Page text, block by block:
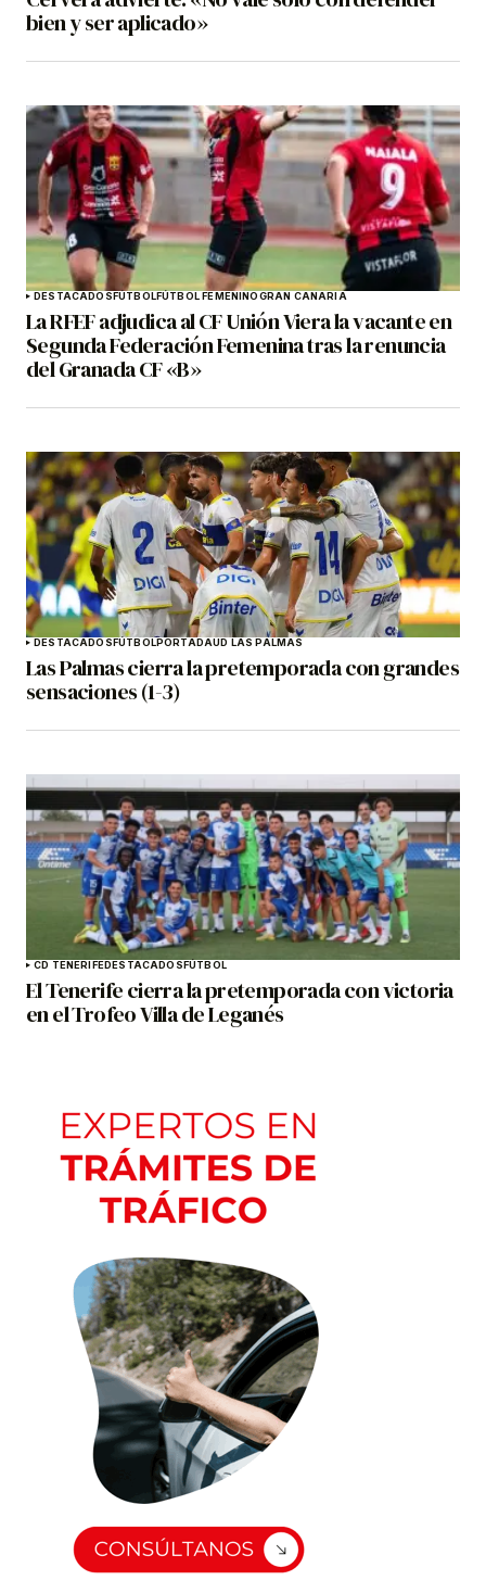
bien y ser aplicado»
DESTACADOSFÚTBOLFÚTBOL FEMENINOGRAN CANARIA
La RFEF adjudica al CF Unión Viera la vacante en
Segunda Federación Femenina tras la renuncia
del Granada CF «B»
DESTACADOSFÚTBOLPORTADAUD LAS PALMAS
Las Palmas cierra la pretemporada con grandes
sensaciones (1-3)
CD TENERIFEDESTACADOSFÚTBOL
El Tenerife cierra la pretemporada con victoria
en el Trofeo Villa de Leganés